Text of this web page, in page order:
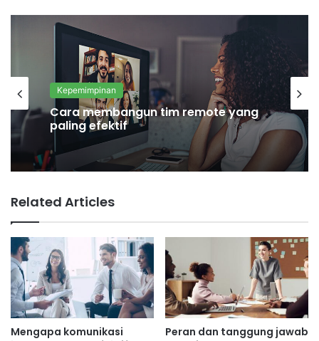
Kepemimpinan
Cara membangun tim remote yang
paling efektif
Related Articles
Mengapa komunikasi
Peran dan tanggung jawab